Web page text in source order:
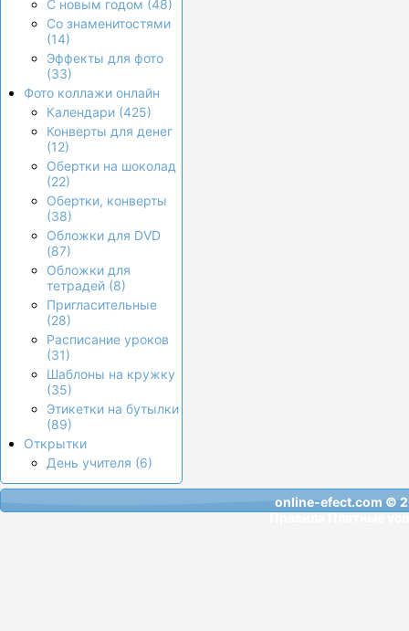
С новым годом (48)
Со знаменитостями
(14)
Эффекты для фото
(33)
Фото коллажи онлайн
Календари (425)
Конверты для денег
(12)
Обертки на шоколад
(22)
Обертки, конверты
(38)
Обложки для DVD
(87)
Обложки для
тетрадей (8)
Пригласительные
(28)
Расписание уроков
(31)
Шаблоны на кружку
(35)
Этикетки на бутылки
(89)
Открытки
День учителя (6)
online-efect.com ©
ПравилаПлатные